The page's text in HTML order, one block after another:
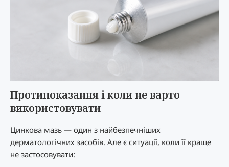
Протипоказання і коли не варто
використовувати
Цинкова мазь — один з найбезпечніших
дерматологічних засобів. Але є ситуації, коли її краще
не застосовувати: